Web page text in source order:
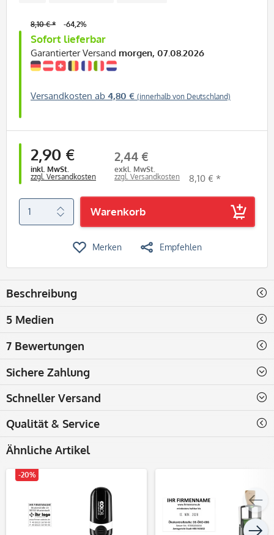
Sofort lieferbar
Garantierter Versand morgen, 07.08.2026
Versandkosten ab 4,80 € (innerhalb von Deutschland)
8,10 € * -64,2%
2,90 €
inkl. MwSt.
zzgl. Versandkosten
2,44 €
exkl. MwSt.
zzgl. Versandkosten
8,10 € *
Warenkorb
Merken Empfehlen
Beschreibung
5 Medien
7 Bewertungen
Sichere Zahlung
Schneller Versand
Qualität & Service
Ähnliche Artikel
-20%